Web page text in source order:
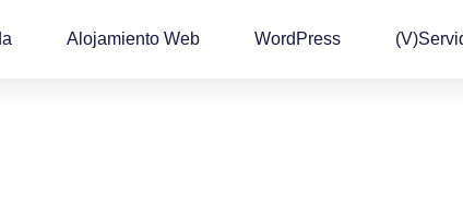
Alojamiento Web WordPress